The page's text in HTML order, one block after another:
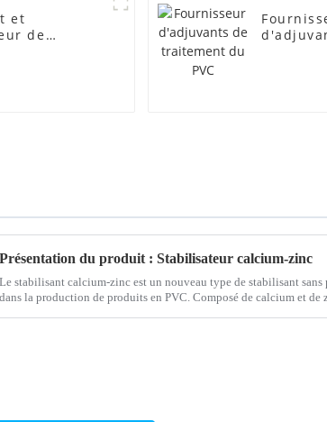
et
de
Présentation du produit : Stabilisateur calcium-zinc
Le stabilisant calcium-zinc est un nouveau type de stabilisant
dans la production de produits en PVC. Composé de calcium et de